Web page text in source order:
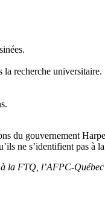
la recherche universitaire.
du gouvernement
ne s’identifient pas
FTQ, l’AFPC-